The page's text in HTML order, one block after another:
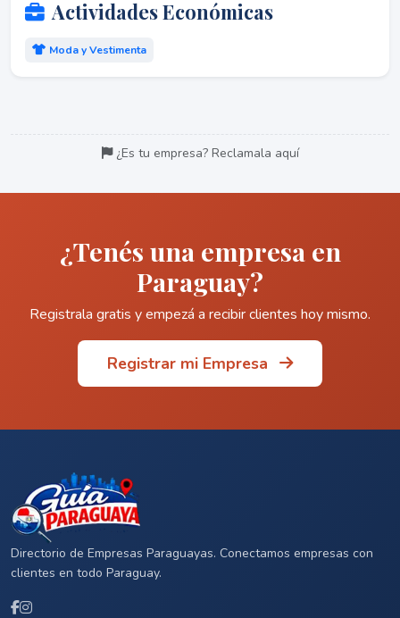
Actividades Económicas
Moda y Vestimenta
¿Es tu empresa? Reclamala aquí
¿Tenés una empresa en
Paraguay?
Registrala gratis y empezá a recibir clientes hoy mismo.
Registrar mi Empresa
Directorio de Empresas Paraguayas. Conectamos empresas con
clientes en todo Paraguay.